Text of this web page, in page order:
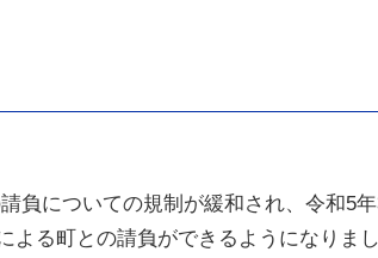
についての規制が緩和され、令和5
る町との請負ができるようになりまし